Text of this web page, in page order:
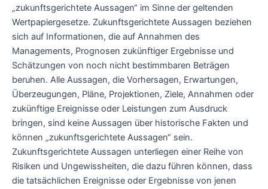
„zukunftsgerichtete Aussagen“ im Sinne der geltenden
Wertpapiergesetze. Zukunftsgerichtete Aussagen beziehen
sich auf Informationen, die auf Annahmen des
Managements, Prognosen zukünftiger Ergebnisse und
Schätzungen von noch nicht bestimmbaren Beträgen
beruhen. Alle Aussagen, die Vorhersagen, Erwartungen,
Überzeugungen, Pläne, Projektionen, Ziele, Annahmen oder
zukünftige Ereignisse oder Leistungen zum Ausdruck
bringen, sind keine Aussagen über historische Fakten und
können „zukunftsgerichtete Aussagen“ sein.
Zukunftsgerichtete Aussagen unterliegen einer Reihe von
Risiken und Ungewissheiten, die dazu führen können, dass
die tatsächlichen Ereignisse oder Ergebnisse von jenen